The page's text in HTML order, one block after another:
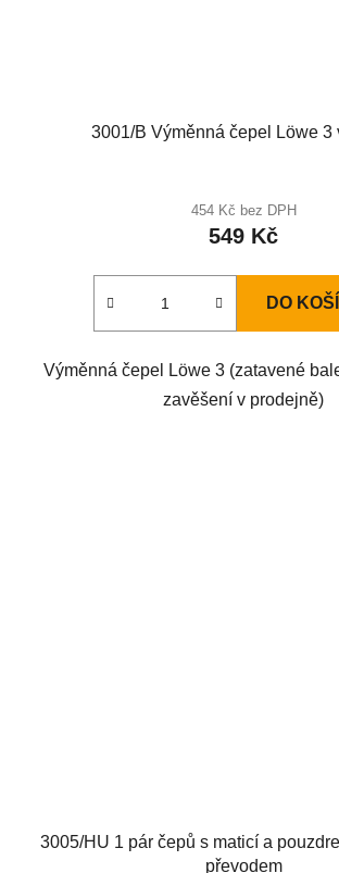
3001/B Výměnná čepel Löwe 3
454 Kč bez DPH
549 Kč
DO
Výměnná čepel Löwe 3 (zatavené
zavěšení v prodejně)
3005/HU 1 pár čepů s maticí a
převodem